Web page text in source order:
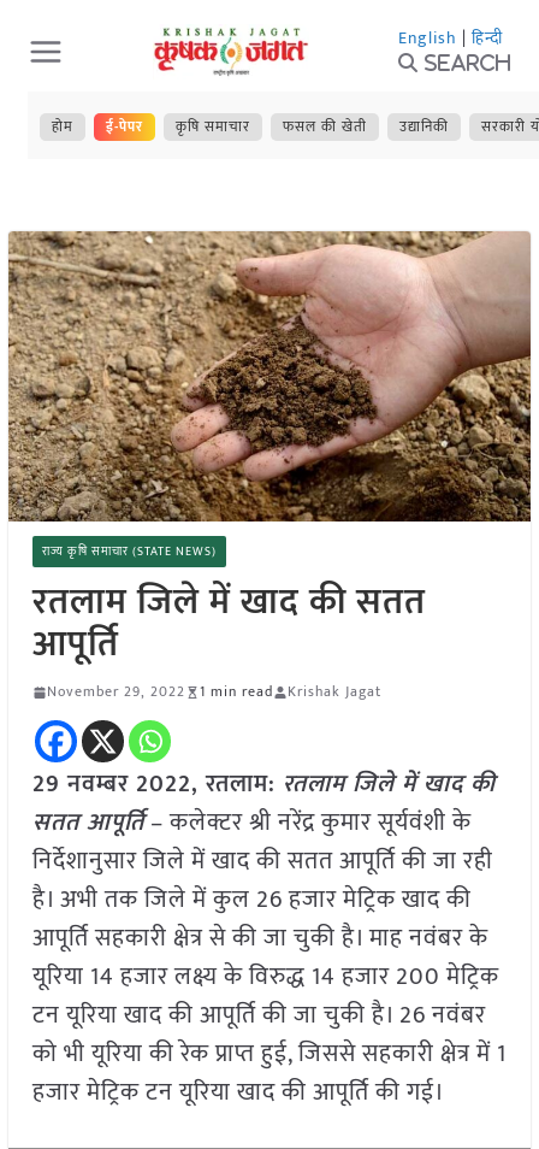
Skip
to
content
English | हिन्दी
Search
होम ई-पेपर कृषि समाचार फसल की खेती उद्यानिकी सरकारी
राज्य कृषि समाचार (STATE NEWS)
रतलाम जिले में खाद की सतत
आपूर्ति
November 29, 2022 1 min read Krishak Jagat
29 नवम्बर 2022, रतलाम: रतलाम जिले में खाद की
सतत आपूर्ति– कलेक्टर श्री नरेंद्र कुमार सूर्यवंशी के
निर्देशानुसार जिले में खाद की सतत आपूर्ति की जा रही
है। अभी तक जिले में कुल 26 हजार मेट्रिक खाद की
आपूर्ति सहकारी क्षेत्र से की जा चुकी है। माह नवंबर के
यूरिया 14 हजार लक्ष्य के विरुद्ध 14 हजार 200 मेट्रिक
टन यूरिया खाद की आपूर्ति की जा चुकी है। 26 नवंबर
को भी यूरिया की रेक प्राप्त हुई, जिससे सहकारी क्षेत्र में 1
हजार मेट्रिक टन यूरिया खाद की आपूर्ति की गई।